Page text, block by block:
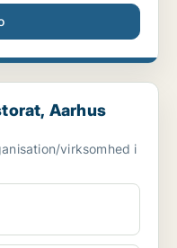
Søndre Provsti...
Aarhus
virksomhed i